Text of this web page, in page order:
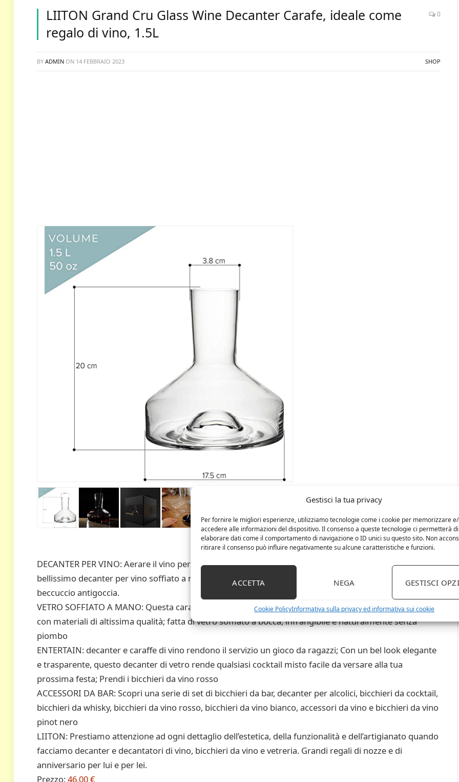
Gestisci la tua privacy
Per fornire le migliori esperienze, utilizziamo tecnologie come i cookie per memorizzare
accedere alle informazioni del dispositivo. Il consenso a queste tecnologie ci permetterà di
elaborare dati come il comportamento di navigazione o ID unici su questo sito. Non
ritirare il consenso può influire negativamente su alcune caratteristiche e funzioni.
ACCETTA NEGA GESTISCI
Cookie PolicyInformativa sulla privacy ed informativa sui cookie
LIITON Grand Cru Glass Wine Decanter Carafe, ideale come
regalo di vino, 1.5L
0
BY ADMIN ON 14 FEBBRAIO 2023 SHOP
DECANTER PER VINO: Aerare il vino permette al vero sapore del vino di aprirsi e respirare; Questo
bellissimo decanter per vino soffiato a mano è perfetto per fare regali o per intrattenere; Dispone di un
beccuccio antigoccia.
VETRO SOFFIATO A MANO: Questa caraffa di vetro è realizzata a mano dagli esperti vetrai di LIITON
con materiali di altissima qualità; fatta di vetro soffiato a bocca, infrangibile e naturalmente senza
piombo
ENTERTAIN: decanter e caraffe di vino rendono il servizio un gioco da ragazzi; Con un bel look elegante
e trasparente, questo decanter di vetro rende qualsiasi cocktail misto facile da versare alla tua
prossima festa; Prendi i bicchieri da vino rosso
ACCESSORI DA BAR: Scopri una serie di set di bicchieri da bar, decanter per alcolici, bicchieri da cocktail,
bicchieri da whisky, bicchieri da vino rosso, bicchieri da vino bianco, accessori da vino e bicchieri da vino
pinot nero
LIITON: Prestiamo attenzione ad ogni dettaglio dell’estetica, della funzionalità e dell’artigianato quando
facciamo decanter e decantatori di vino, bicchieri da vino e vetreria. Grandi regali di nozze e di
anniversario per lui e per lei.
Prezzo:46,00 €